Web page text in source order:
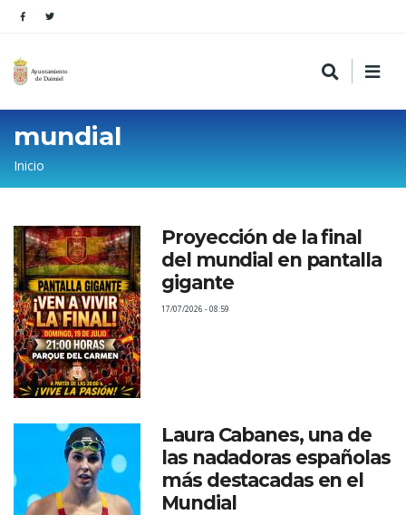
mundial
Sobrescribir
enlaces
de
ayuda
a
la
navegación
Inicio
Proyección de la final
del mundial en pantalla
gigante
17/07/2026 - 08:59
Laura Cabanes, una de
las nadadoras españolas
más destacadas en el
Mundial